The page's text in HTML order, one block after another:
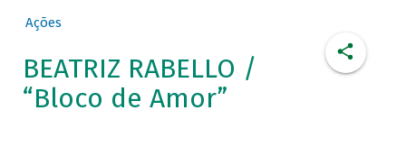
Ações
BEATRIZ RABELLO /
“Bloco de Amor”